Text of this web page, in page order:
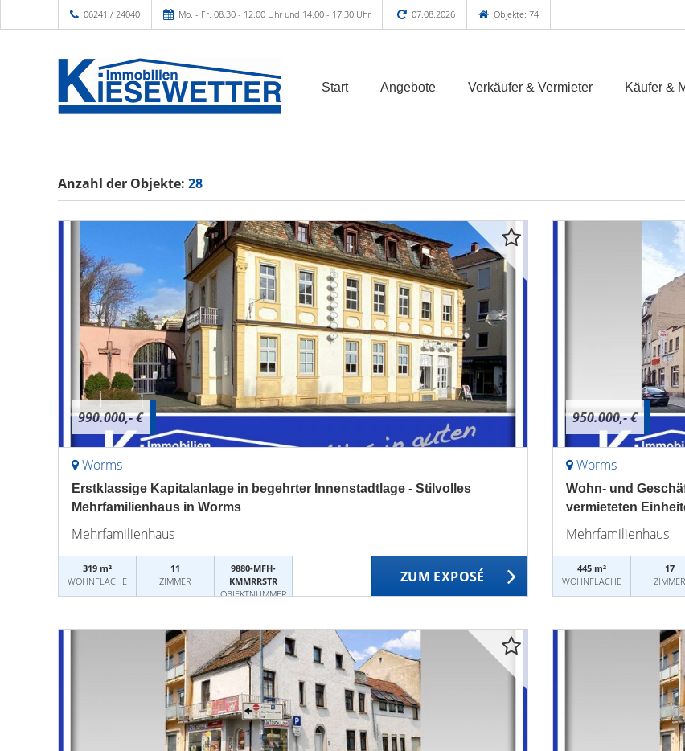
06241 / 24040 Mo. - Fr. 08.30 - 12.00 Uhr und 14.00 - 17.30 Uhr 07.08.2026 Objekte: 74
Start Angebote Verkäufer & Vermieter Käufer &
Anzahl der Objekte: 28
990.000,- €
Worms
Erstklassige Kapitalanlage in begehrter Innenstadtlage - Stilvolles
Mehrfamilienhaus in Worms
Mehrfamilienhaus
319 m²
WOHNFLÄCHE
11
ZIMMER
9880-MFH-
KMMRRSTR
OBJEKTNUMMER
ZUM EXPOSÉ
950.000,- €
Worms
Wohn- und
vermieteten
Mehrfamilienhaus
445 m²
WOHNFLÄCHE
17
ZIMMER